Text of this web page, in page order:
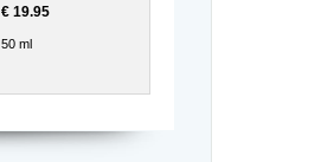
€ 19.95
50 ml